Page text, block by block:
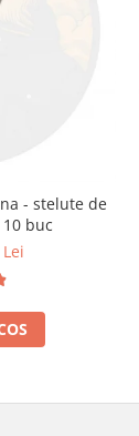
- stelute de
buc